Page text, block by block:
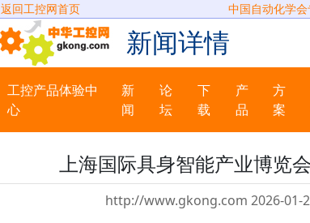
返回工控网首页 中国自动化学
新闻详情
工控产品体验中
心
新
闻
论
坛
下
载
产
品
方
案
上海国际具身智能产业博览
http://www.gkong.com 2026-01-